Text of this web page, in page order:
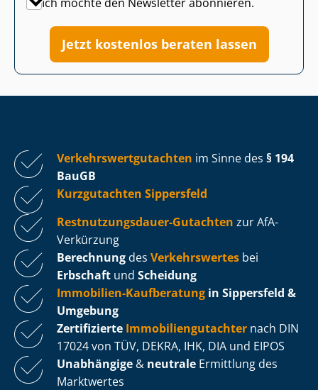
Jetzt kostenlos beraten lassen
Ver­kehrs­wert­gut­ach­ten im Sinne des § 194
BauGB
Kurzgutachten Sippersfeld
Rest­nut­zungs­dau­er-Gutachten zur AfA-
Verkürzung
Berechnung des Verkehrswertes bei
Erbschaft und Scheidung
Immobilien-Kaufberatung in Sippersfeld &
Umgebung
Zertifizierte Im­mo­bi­li­en­gut­ach­ter nach DIN
17024 von TÜV, DEKRA, IHK, DIA und EIPOS
Unabhängige & neutrale Ermittlung des
Marktwertes